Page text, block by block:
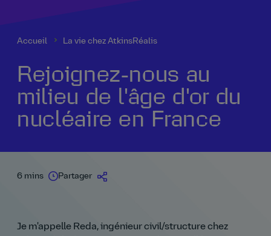
Accueil La vie chez AtkinsRéalis
Rejoignez‑nous au
milieu de l'âge d'or du
nucléaire en France
6 mins Partager
Je m'appelle Reda, ingénieur civil/structure chez